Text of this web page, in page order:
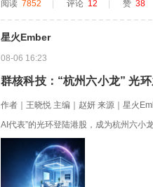
阅读 7852 评论 12 赞 38
星火Ember
08-06 16:23
群核科技：“杭州六小龙” 光
作者｜王晓悦 主编｜赵妍 来源｜星火
AI代表”的光环登陆港股，成为杭州六小
称，包括宇树科技、游戏科学、深度求
也略逊，却因“六小龙上市第一股”而备